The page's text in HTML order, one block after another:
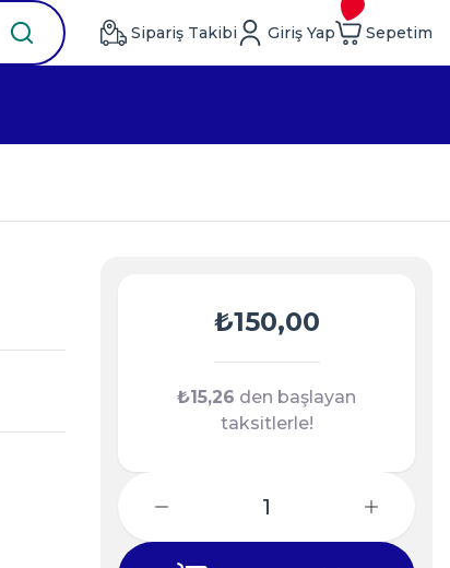
Sipariş Takibi Giriş Yap Sepetim
₺150,00
₺15,26 den başlayan
taksitlerle!